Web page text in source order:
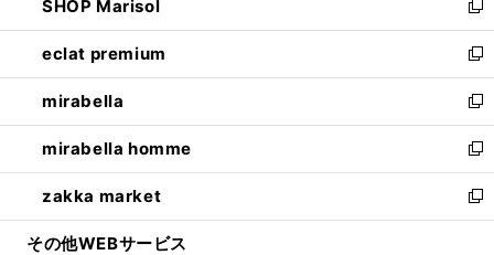
く
で
開
く
ド
ウ
で
開
く
ィ
ン
ド
ウ
で
開
く
い
ウ
ィ
ン
ド
ウ
で
開
く
SHOP Marisol
新
し
い
ウ
ィ
ン
ド
ウ
で
開
eclat premium
新
し
い
ウ
ィ
ン
ド
ウ
mirabella
新
し
い
ウ
ィ
ン
mirabella homme
新
し
い
ウ
zakka market
新
し
その他WEBサービス